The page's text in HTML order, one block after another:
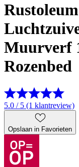
Muurverf
Rozenbed
5.0 / 5 (1 klantreview)
Opslaan in Favorieten